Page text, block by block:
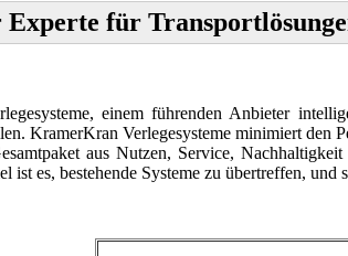
für
einem führenden Anbieter
KramerKran Verlegesysteme minimiert den
aus Nutzen, Service,
es, bestehende Systeme zu übertreffen,